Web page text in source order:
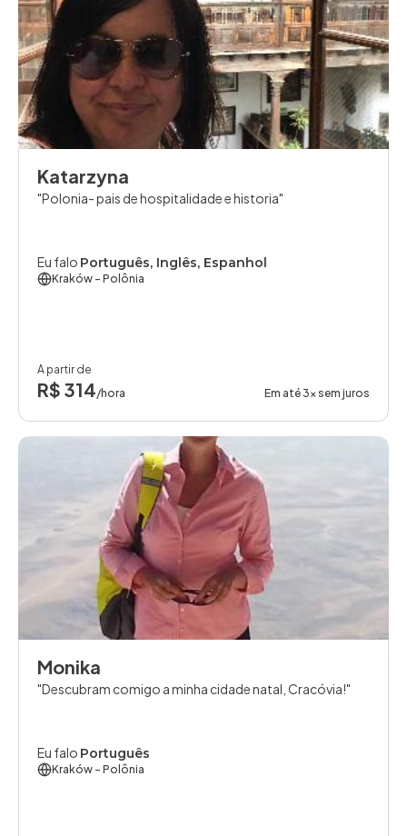
Katarzyna
Polonia- pais de hospitalidade e historia
Eu falo Português, Inglês, Espanhol
Kraków - Polônia
A partir de
R$ 314/hora Em até 3x sem juros
Monika
Descubram comigo a minha cidade natal, Cracóvia!
Eu falo Português
Kraków - Polônia